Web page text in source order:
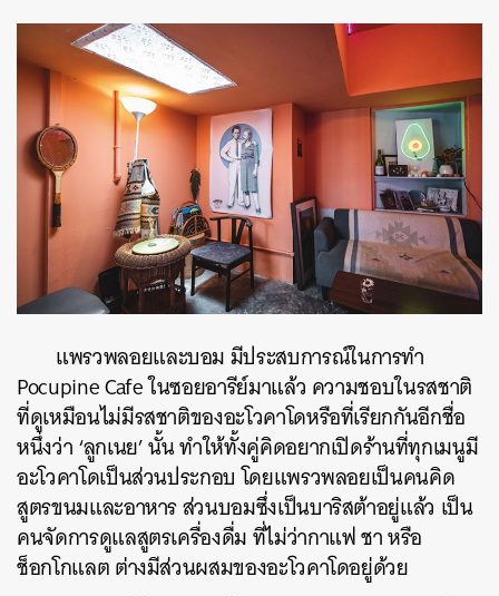
แพรวพลอยและบอม มีประสบการณ์ในการทำ
Pocupine Cafe ในซอยอารีย์มาแล้ว ความชอบในรสชาติ
ที่ดูเหมือนไม่มีรสชาติของอะโวคาโดหรือที่เรียกกันอีกชื่อ
หนึ่งว่า ‘ลูกเนย’ นั้น ทำให้ทั้งคู่คิดอยากเปิดร้านที่ทุกเมนูมี
อะโวคาโดเป็นส่วนประกอบ โดยแพรวพลอยเป็นคนคิด
สูตรขนมและอาหาร ส่วนบอมซึ่งเป็นบาริสต้าอยู่แล้ว เป็น
คนจัดการดูแลสูตรเครื่องดื่ม ที่ไม่ว่ากาแฟ ชา หรือ
ช็อกโกแลต ต่างมีส่วนผสมของอะโวคาโดอยู่ด้วย